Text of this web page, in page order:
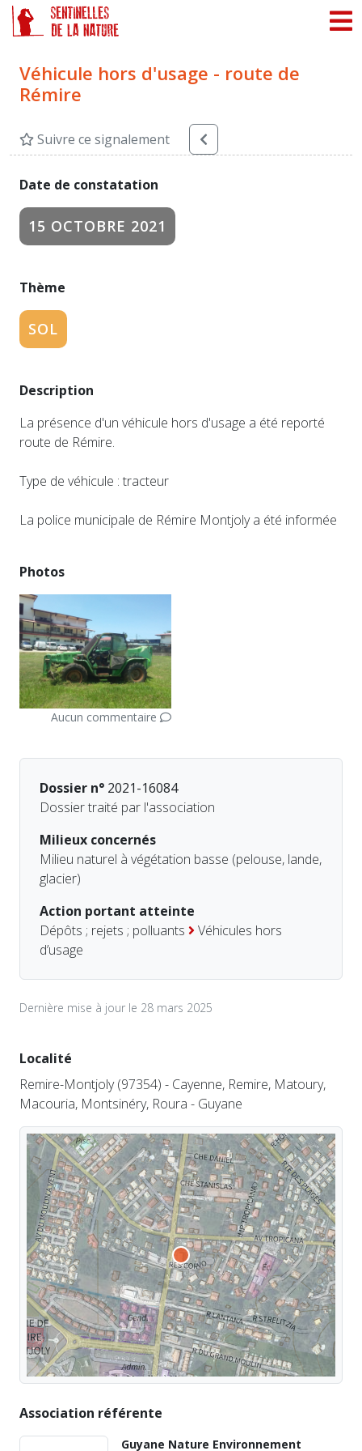
Véhicule hors d'usage - route de
Rémire
Suivre ce signalement
Date de constatation
15 OCTOBRE 2021
Thème
SOL
Description
La présence d'un véhicule hors d'usage a été reporté
route de Rémire.
Type de véhicule : tracteur
La police municipale de Rémire Montjoly a été informée
Photos
Aucun commentaire
Dossier n° 2021-16084
Dossier traité par l'association
Milieux concernés
Milieu naturel à végétation basse (pelouse, lande,
glacier)
Action portant atteinte
Dépôts ; rejets ; polluants
Véhicules hors
d’usage
Dernière mise à jour le 28 mars 2025
Localité
Remire-Montjoly (97354) - Cayenne, Remire, Matoury,
Macouria, Montsinéry, Roura - Guyane
Association référente
Guyane Nature Environnement
Panneau de gestion des cookies